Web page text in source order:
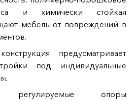
и химически стойкая
мебель от повреждений в
предусматривает
под индивидуальные
регулируемые опоры